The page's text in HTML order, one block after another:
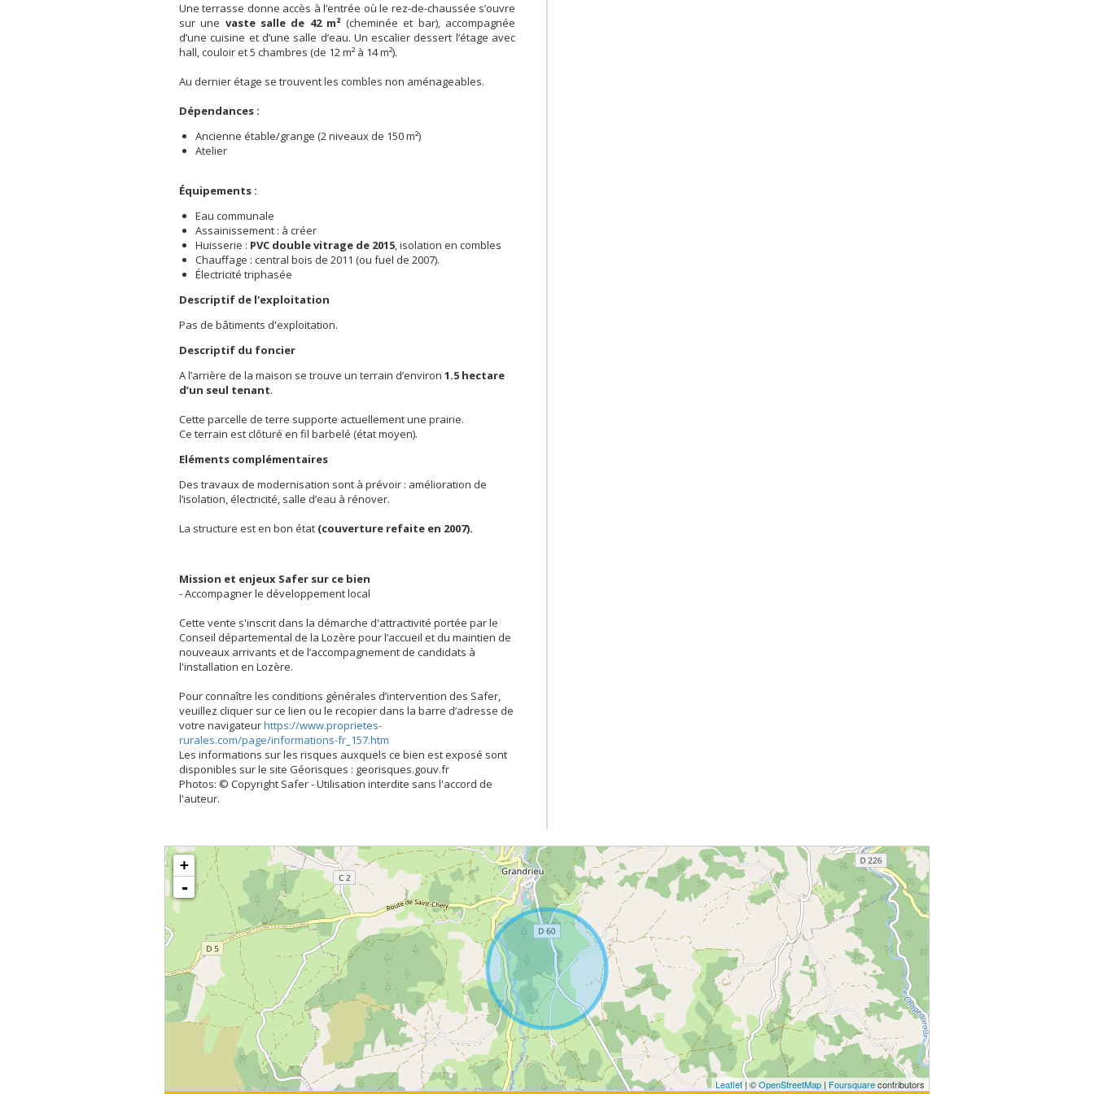
Une terrasse donne accès à l’entrée où le rez-de-chaussée s’ouvre
sur une vaste salle de 42 m²(cheminée et bar), accompagnée
d’une cuisine et d’une salle d’eau. Un escalier dessert l’étage avec
hall, couloir et 5 chambres (de 12 m² à 14 m²).
Au dernier étage se trouvent les combles non aménageables.
Dépendances :
Ancienne étable/grange (2 niveaux de 150 m²)
Atelier
Équipements :
Eau communale
Assainissement : à créer
Huisserie : PVC double vitrage de 2015, isolation en combles
Chauffage : central bois de 2011 (ou fuel de 2007).
Électricité triphasée
Descriptif de l'exploitation
Pas de bâtiments d'exploitation.
Descriptif du foncier
A l’arrière de la maison se trouve un terrain d’environ 1.5 hectare
d’un seul tenant.
Cette parcelle de terre supporte actuellement une prairie.
Ce terrain est clôturé en fil barbelé (état moyen).
Eléments complémentaires
Des travaux de modernisation sont à prévoir : amélioration de
l’isolation, électricité, salle d’eau à rénover.
La structure est en bon état (couverture refaite en 2007).
Mission et enjeux Safer sur ce bien
- Accompagner le développement local
Cette vente s'inscrit dans la démarche d'attractivité portée par le
Conseil départemental de la Lozère pour l’accueil et du maintien de
nouveaux arrivants et de l’accompagnement de candidats à
l'installation en Lozère.
Pour connaître les conditions générales d’intervention des Safer,
veuillez cliquer sur ce lien ou le recopier dans la barre d’adresse de
votre navigateurhttps://www.proprietes-
rurales.com/page/informations-fr_157.htm
Les informations sur les risques auxquels ce bien est exposé sont
disponibles sur le site Géorisques : georisques.gouv.fr
Photos: © Copyright Safer - Utilisation interdite sans l'accord de
l'auteur.
+
-
Leaflet | ©OpenStreetMap | Foursquarecontributors